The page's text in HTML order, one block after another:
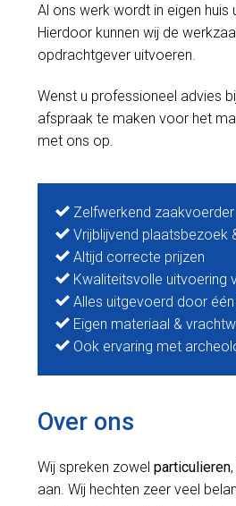
Al ons werk wordt in eigen
Hierdoor kunnen wij de
opdrachtgever uitvoeren.
Wenst u professioneel advies
afspraak te maken voor het
met ons op.
Zelfwerkend zaakvoerder
Vrijblijvend plaatsbezoek
Altijd correcte prijzen
Kwaliteitsvolle uitvoering
Alles uitgevoerd door
Eigen materiaal &
Ook ervaring met
Over ons
Wij spreken zowel particulieren,
aan. Wij hechten zeer veel